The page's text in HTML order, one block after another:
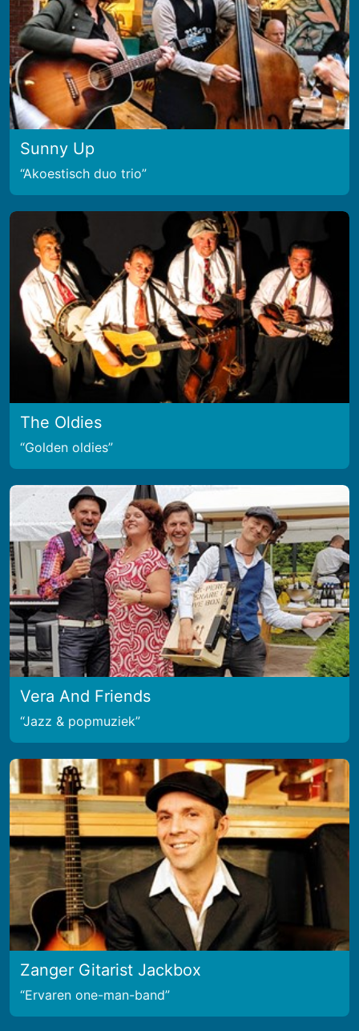
Sunny Up
Akoestisch duo trio
The Oldies
Golden oldies
Vera And Friends
Jazz & popmuziek
Zanger Gitarist Jackbox
Ervaren one-man-band